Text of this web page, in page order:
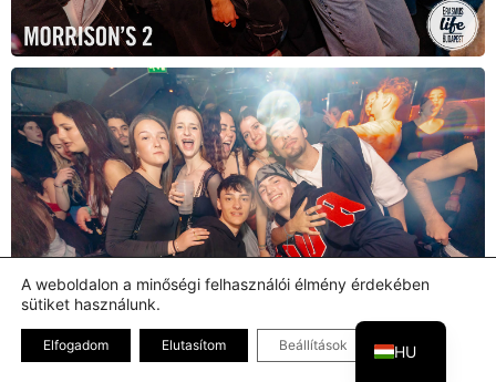
A weboldalon a minőségi felhasználói élmény érdekében
sütiket használunk.
Elfogadom Elutasítom Beállítások Bezárás
HU